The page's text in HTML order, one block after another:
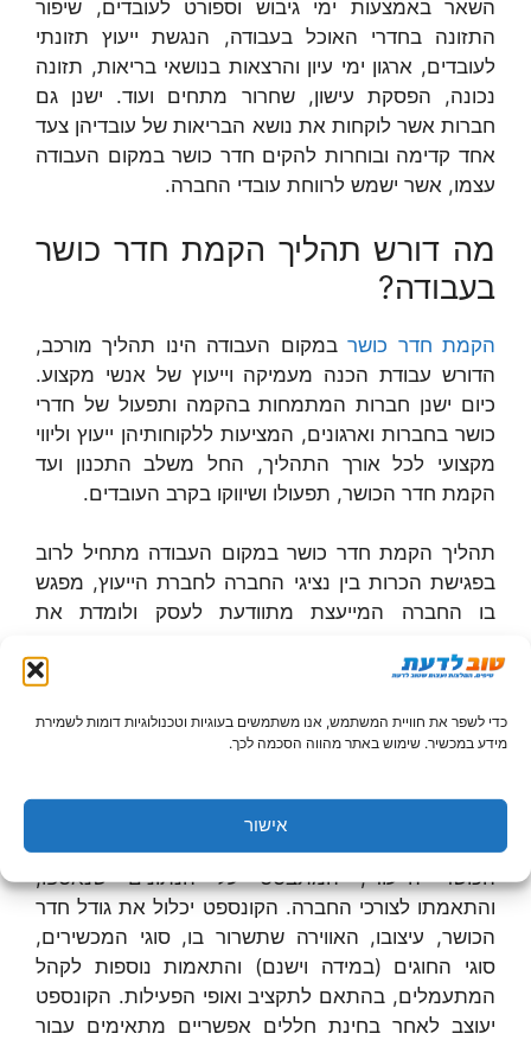
כדי לשפר את חוויית המשתמש, אנו משתמשים בעוגיות וטכנולוגיות דומות לשמירת
מידע במכשיר. שימוש באתר מהווה הסכמה לכך.
אישור
השאר באמצעות ימי גיבוש וספורט לעובדים, שיפור
התזונה בחדרי האוכל בעבודה, הנגשת ייעוץ תזונתי
לעובדים, ארגון ימי עיון והרצאות בנושאי בריאות, תזונה
נכונה, הפסקת עישון, שחרור מתחים ועוד. ישנן גם
חברות אשר לוקחות את נושא הבריאות של עובדיהן צעד
אחד קדימה ובוחרות להקים חדר כושר במקום העבודה
עצמו, אשר ישמש לרווחת עובדי החברה.
מה דורש תהליך הקמת חדר כושר
בעבודה?
הקמת חדר כושרבמקום העבודה הינו תהליך מורכב,
הדורש עבודת הכנה מעמיקה וייעוץ של אנשי מקצוע.
כיום ישנן חברות המתמחות בהקמה ותפעול של חדרי
כושר בחברות וארגונים, המציעות ללקוחותיהן ייעוץ וליווי
מקצועי לכל אורך התהליך, החל משלב התכנון ועד
הקמת חדר הכושר, תפעולו ושיווקו בקרב העובדים.
תהליך הקמת חדר כושר במקום העבודה מתחיל לרוב
בפגישת הכרות בין נציגי החברה לחברת הייעוץ, מפגש
בו החברה המייעצת מתוודעת לעסק ולומדת את
חשובים כמו: מספר העובדים בחברה, שעות העבודה,
מיקומו הגיאוגרפי של העסק ועוד.
גיבוש הקונספט ובחירת החלל
בשלב הבא תכין החברה המייעצת קונספט עבור חדר
הכושר הייעודי, המתבסס על הנתונים שנאספו,
והתאמתו לצורכי החברה. הקונספט יכלול את גודל חדר
הכושר, עיצובו, האווירה שתשרור בו, סוגי המכשירים,
סוגי החוגים (במידה וישנם) והתאמות נוספות לקהל
המתעמלים, בהתאם לתקציב ואופי הפעילות. הקונספט
יעוצב לאחר בחינת חללים אפשריים מתאימים עבור